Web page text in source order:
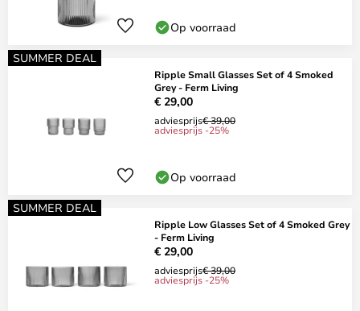
Op voorraad
SUMMER DEAL
Ripple Small Glasses Set of 4 Smoked
Grey - Ferm Living
€ 29,00
adviesprijs€ 39,00
adviesprijs -25%
Op voorraad
SUMMER DEAL
Ripple Low Glasses Set of 4 Smoked Grey
- Ferm Living
€ 29,00
adviesprijs€ 39,00
adviesprijs -25%